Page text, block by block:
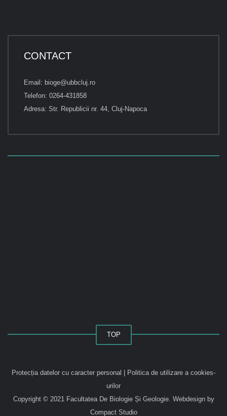
CONTACT
Email: bioge@ubbcluj.ro
Telefon: 0264-431858
Adresa: Str. Republicii nr. 44, Cluj-Napoca
TOP
Protecția datelor cu caracter personal
Politica de utilizare a cookies-
urilor
Copyright © 2021 Facultatea De Biologie Și Geologie. Webdesign by
Compact Studio